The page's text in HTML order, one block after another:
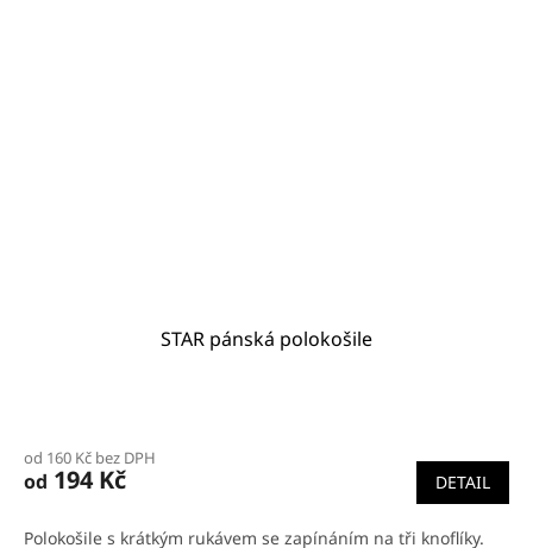
STAR pánská polokošile
od 160 Kč bez DPH
od 194 Kč DETAIL
Polokošile s krátkým rukávem se zapínáním na tři knoflíky.